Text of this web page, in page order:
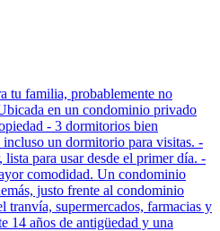
tu familia, probablemente no
en un condominio privado
- 3 dormitorios bien
un dormitorio para visitas. -
para usar desde el primer día. -
comodidad. Un condominio
justo frente al condominio
tranvía, supermercados, farmacias y
14 años de antigüedad y una